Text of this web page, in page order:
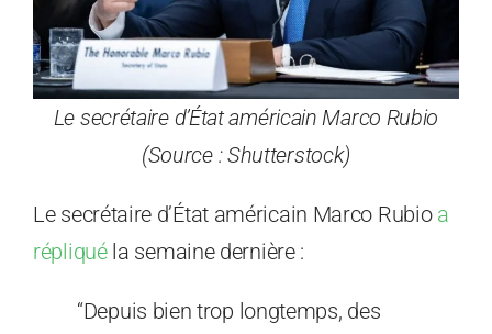
Le secrétaire d’État américain Marco Rubio
(Source : Shutterstock)
Le secrétaire d’État américain Marco Rubio a
répliquéla semaine dernière :
“Depuis bien trop longtemps, des